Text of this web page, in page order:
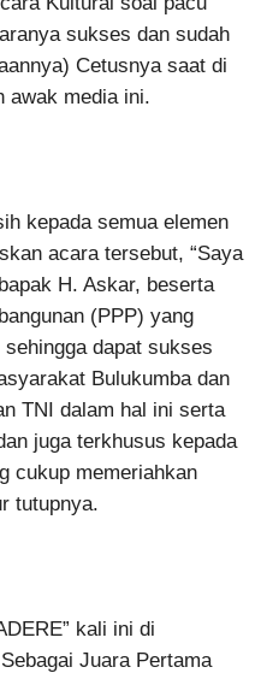
sukses dan sudah
Cetusnya saat di
awak media ini.
kepada semua elemen
acara tersebut, “Saya
H. Askar, beserta
(PPP) yang
dapat sukses
Bulukumba dan
TNI dalam hal ini serta
juga terkhusus kepada
cukup memeriahkan
tutupnya.
kali ini di
Juara Pertama